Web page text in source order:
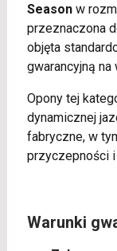
Seasonw
przeznaczona
objęta
gwarancyjną na
Opony tej
dynamicznej
fabryczne, w
przyczepności
Warunki